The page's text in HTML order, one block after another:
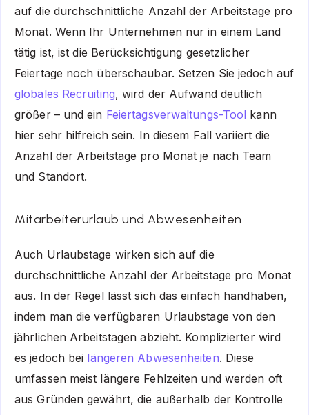
auf die durchschnittliche Anzahl der Arbeitstage pro
Monat. Wenn Ihr Unternehmen nur in einem Land
tätig ist, ist die Berücksichtigung gesetzlicher
Feiertage noch überschaubar. Setzen Sie jedoch auf
globales Recruiting, wird der Aufwand deutlich
größer – und ein Feiertagsverwaltungs-Tool kann
hier sehr hilfreich sein. In diesem Fall variiert die
Anzahl der Arbeitstage pro Monat je nach Team
und Standort.
Mitarbeiterurlaub und Abwesenheiten
Auch Urlaubstage wirken sich auf die
durchschnittliche Anzahl der Arbeitstage pro Monat
aus. In der Regel lässt sich das einfach handhaben,
indem man die verfügbaren Urlaubstage von den
jährlichen Arbeitstagen abzieht. Komplizierter wird
es jedoch bei längeren Abwesenheiten. Diese
umfassen meist längere Fehlzeiten und werden oft
aus Gründen gewährt, die außerhalb der Kontrolle